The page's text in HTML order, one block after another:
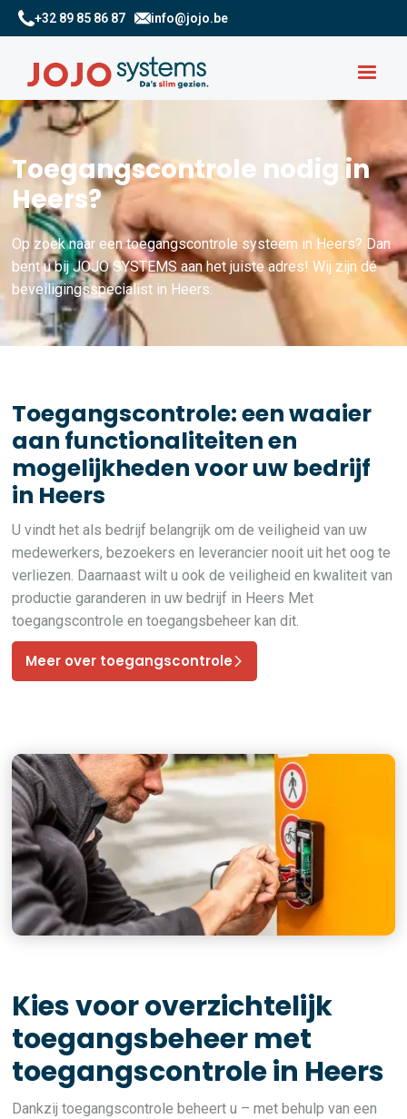
+32 89 85 86 87 info@jojo.be
Toegangscontrole nodig in
Heers?
Op zoek naar een toegangscontrole systeem in Heers? Dan
bent u bij JOJO SYSTEMS aan het juiste adres! Wij zijn dé
beveiligingsspecialist in Heers.
Toegangscontrole: een waaier
aan functionaliteiten en
mogelijkheden voor uw bedrijf
in Heers
U vindt het als bedrijf belangrijk om de veiligheid van uw
medewerkers, bezoekers en leverancier nooit uit het oog te
verliezen. Daarnaast wilt u ook de veiligheid en kwaliteit van
productie garanderen in uw bedrijf in Heers Met
toegangscontrole en toegangsbeheer kan dit.
Meer over toegangscontrole
Kies voor overzichtelijk
toegangsbeheer met
toegangscontrole in Heers
Dankzij toegangscontrole beheert u – met behulp van een